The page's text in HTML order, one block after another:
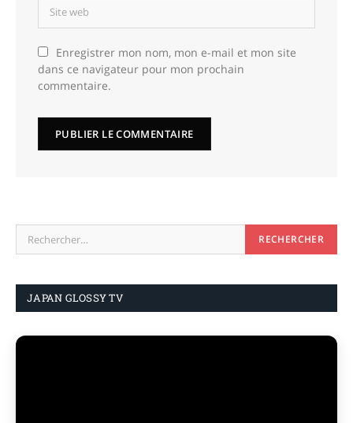
Enregistrer mon nom, mon e-mail et mon site
dans ce navigateur pour mon prochain
commentaire.
JAPAN GLOSSY TV